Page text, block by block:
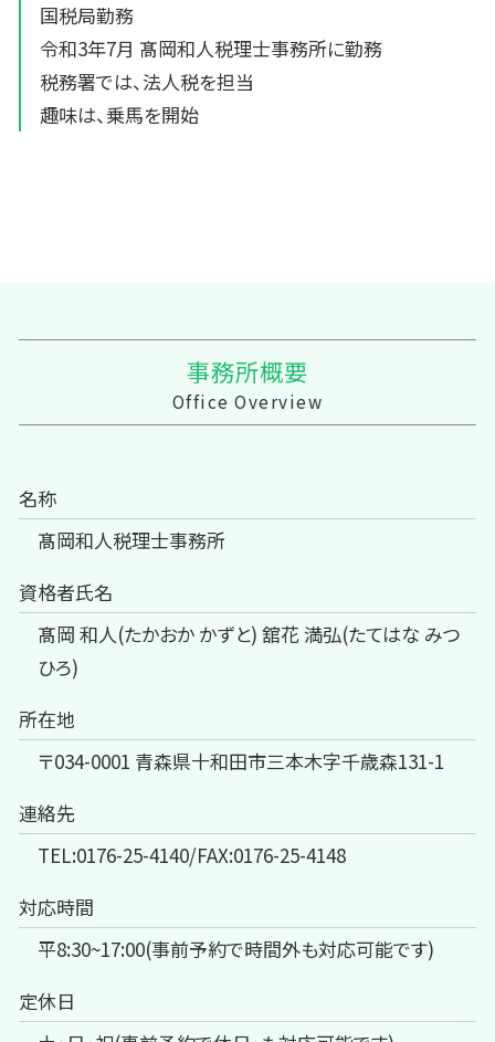
国税局勤務
令和3年7月 髙岡和人税理士事務所に勤務
税務署では、法人税を担当
趣味は、乗馬を開始
事務所概要
Office Overview
名称
髙岡和人税理士事務所
資格者氏名
髙岡 和人(たかおか かずと) 舘花 満弘(たてはな みつ
ひろ)
所在地
〒034-0001 青森県十和田市三本木字千歳森131-1
連絡先
TEL:0176-25-4140/FAX:0176-25-4148
対応時間
平8:30~17:00(事前予約で時間外も対応可能です)
定休日